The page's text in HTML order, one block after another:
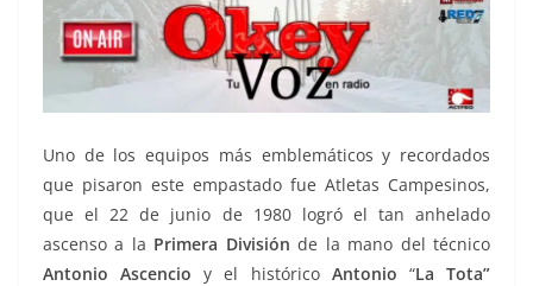
Uno de los equipos más emblemáticos y recordados
que pisaron este empastado fue Atletas Campesinos,
que el 22 de junio de 1980 logró el tan anhelado
ascenso a la Primera División de la mano del técnico
Antonio Ascencio y el histórico Antonio “La Tota”